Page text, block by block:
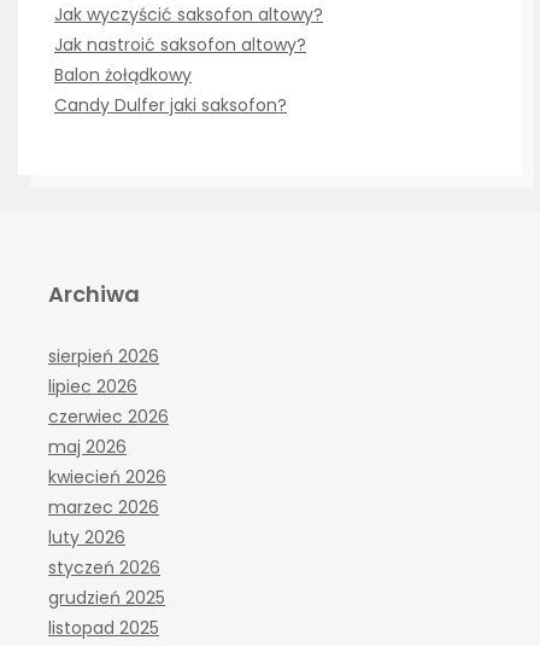
Jak wyczyścić saksofon altowy?
Jak nastroić saksofon altowy?
Balon żołądkowy
Candy Dulfer jaki saksofon?
Archiwa
sierpień 2026
lipiec 2026
czerwiec 2026
maj 2026
kwiecień 2026
marzec 2026
luty 2026
styczeń 2026
grudzień 2025
listopad 2025